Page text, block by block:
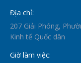
Địa chỉ:
207 Giải Phóng,
Kinh tế Quốc dân
Giờ làm việc: